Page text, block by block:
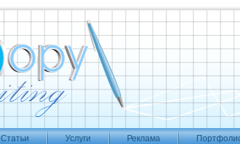
Статьи Услуги Реклама